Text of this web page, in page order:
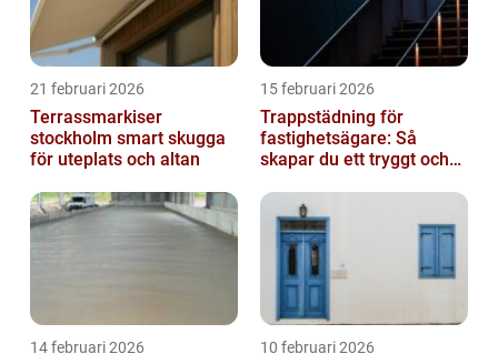
21 februari 2026
Terrassmarkiser
stockholm smart skugga
för uteplats och altan
15 februari 2026
Trappstädning för
fastighetsägare: Så
skapar du ett tryggt och
Stockholm
14 februari 2026 10 februari 2026